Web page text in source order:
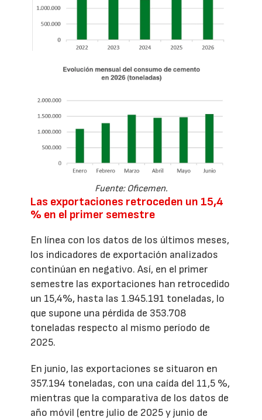
Fuente: Oficemen.
Las exportaciones retroceden un 15,4
% en el primer semestre
En línea con los datos de los últimos meses,
los indicadores de exportación analizados
continúan en negativo. Así, en el primer
semestre las exportaciones han retrocedido
un 15,4%, hasta las 1.945.191 toneladas, lo
que supone una pérdida de 353.708
toneladas respecto al mismo período de
2025.
En junio, las exportaciones se situaron en
357.194 toneladas, con una caída del 11,5 %,
mientras que la comparativa de los datos de
año móvil (entre julio de 2025 y junio de